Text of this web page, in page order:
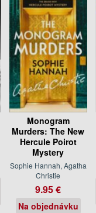
Monogram
Murders: The New
Hercule Poirot
Mystery
Sophie Hannah, Agatha
Christie
9.95 €
Na objednávku